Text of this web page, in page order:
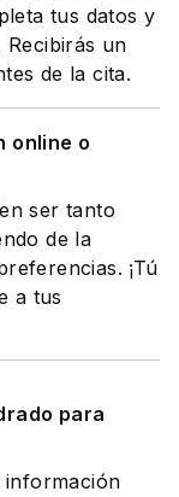
tus datos y
Recibirás un
de la cita.
online o
ser tanto
de la
¡Tú
a tus
para